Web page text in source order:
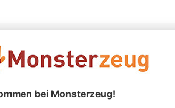
Anja Ukenschrieb am 23.12.2025